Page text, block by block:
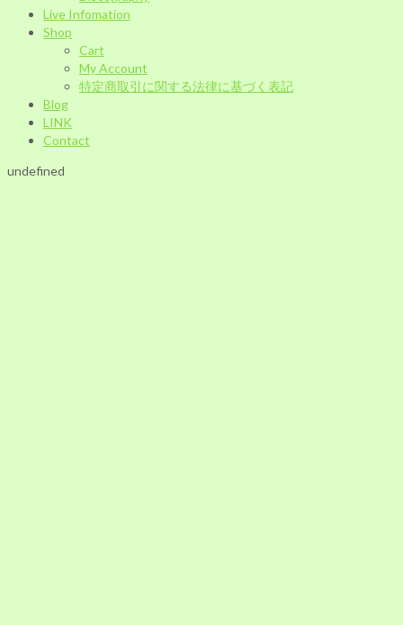
Live Infomation
Shop
Cart
My Account
特定商取引に関する法律に基づく表記
Blog
LINK
Contact
undefined